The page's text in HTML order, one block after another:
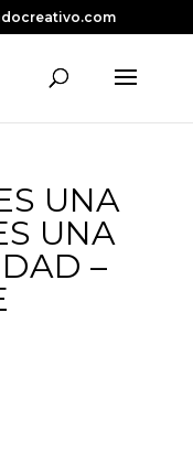
UNA
UNA
–